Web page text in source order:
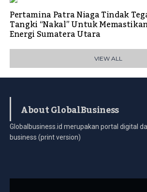
Pertamina Patra Niaga Tindak
Tangki “Nakal” Untuk
Energi Sumatera Utara
VIEW ALL
About GlobalBusiness
Globalbusiness.id merupakan portal digital
business (print version)